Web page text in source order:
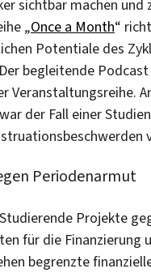
sichtbar machen
„Once a Month“
Potentiale des
begleitende Podcast
Veranstaltungsreihe.
der Fall einer
Periodenarmut
Projekte
für die
begrenzte